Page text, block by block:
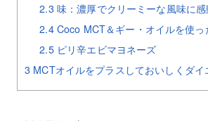
2.3味：濃厚でクリーミーな風味に
2.4Coco MCT＆ギー・オイルを使っ
2.5ピリ辛エビマヨネーズ
3 MCTオイルをプラスしておいしくダイ